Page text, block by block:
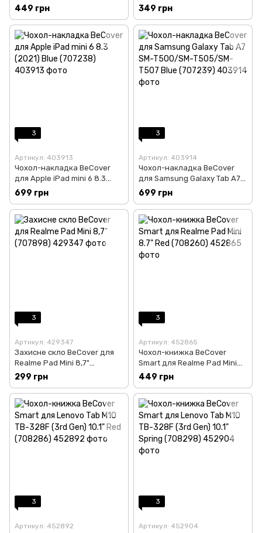
MatePad T 10s/T 10s (2nd
Gen) Deep Blue (705446)
449 грн
8505 Blue (705978)
349 грн
3
Артикул: 403913
Чохол-накладка BeCover
для Apple iPad mini 6 8.3
(2021) Blue (707238)
699 грн
3
Артикул: 403914
Чохол-накладка BeCover
для Samsung Galaxy Tab A7
SM-T500/SM-T505/SM-T507
Blue (707239)
699 грн
3
Артикул: 429347
Захисне скло BeCover для
Realme Pad Mini 8,7"
(707898)
299 грн
3
Артикул: 452865
Чохол-книжка BeCover
Smart для Realme Pad Mini
8.7" Red (708260)
449 грн
3
Артикул: 452892
3
Артикул: 452904